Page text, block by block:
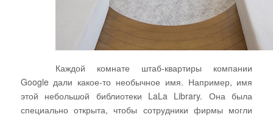
Каждой комнате штаб-квартиры компании
Googleдали какое-то необычное имя. Например, имя
этой небольшой библиотеки LaLa Library. Она была
специально открыта, чтобы сотрудники фирмы могли